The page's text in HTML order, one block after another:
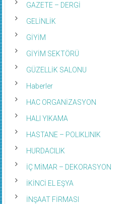
GAZETE – DERGİ
GELİNLİK
GİYİM
GİYİM SEKTÖRÜ
GÜZELLİK SALONU
Haberler
HAC ORGANİZASYON
HALI YIKAMA
HASTANE – POLIKLINIK
HURDACILIK
İÇ MİMAR – DEKORASYON
İKİNCİ EL EŞYA
İNŞAAT FİRMASI